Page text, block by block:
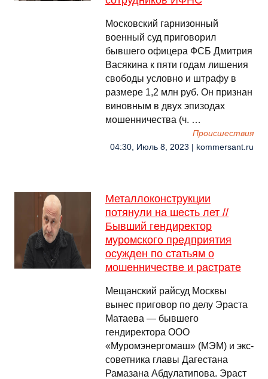
Московский гарнизонный
военный суд приговорил
бывшего офицера ФСБ Дмитрия
Васякина к пяти годам лишения
свободы условно и штрафу в
размере 1,2 млн руб. Он признан
виновным в двух эпизодах
мошенничества (ч. …
Происшествия
04:30, Июль 8, 2023 | kommersant.ru
Металлоконструкции
потянули на шесть лет //
Бывший гендиректор
муромского предприятия
осужден по статьям о
мошенничестве и растрате
Мещанский райсуд Москвы
вынес приговор по делу Эраста
Матаева — бывшего
гендиректора ООО
«Муромэнергомаш» (МЭМ) и экс-
советника главы Дагестана
Рамазана Абдулатипова. Эраст